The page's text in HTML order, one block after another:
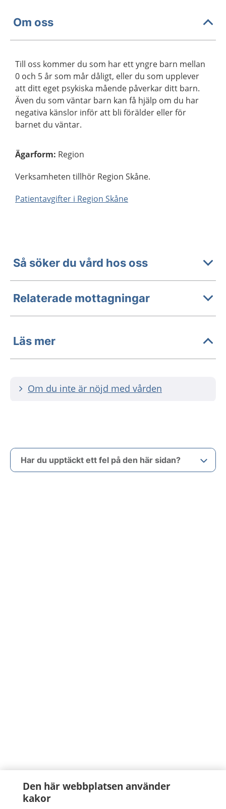
Om oss
Till oss kommer du som har ett yngre barn mellan
0 och 5 år som mår dåligt, eller du som upplever
att ditt eget psykiska mående påverkar ditt barn.
Även du som väntar barn kan få hjälp om du har
negativa känslor inför att bli förälder eller för
barnet du väntar.
Ägarform: Region
Verksamheten tillhör Region Skåne.
Patientavgifter i Region Skåne
Så söker du vård hos oss
Relaterade mottagningar
Läs mer
Om du inte är nöjd med vården
Har du upptäckt ett fel på den här sidan?
Den här webbplatsen använder
kakor